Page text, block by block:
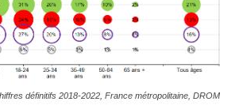
définitifs 2018-2022, France métropolitaine, DROM